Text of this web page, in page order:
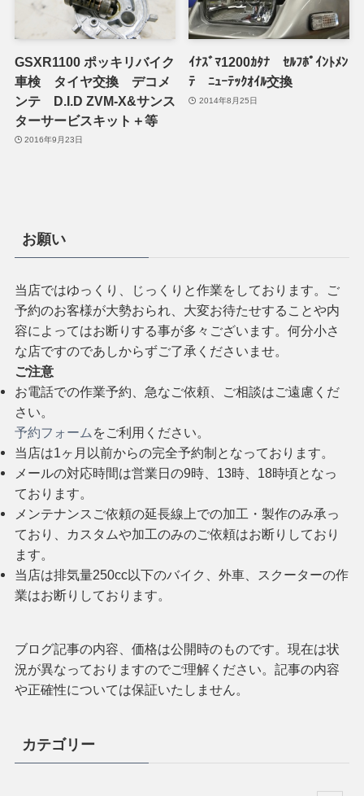
GSXR1100 ポッキリバイク
車検 タイヤ交換 デコメ
ンテ D.I.D ZVM-X&サンス
ターサービスキット＋等
2016年9月23日
ｲﾅｽﾞﾏ1200ｶﾀﾅ ｾﾙﾌﾎﾟｲﾝﾄﾒﾝ
ﾃ ﾆｭｰﾃｯｸｵｲﾙ交換
2014年8月25日
お願い
当店ではゆっくり、じっくりと作業をしております。ご
予約のお客様が大勢おられ、大変お待たせすることや内
容によってはお断りする事が多々ございます。何分小さ
な店ですのであしからずご了承くださいませ。
ご注意
お電話での作業予約、急なご依頼、ご相談はご遠慮くだ
さい。
予約フォーム をご利用ください。
当店は1ヶ月以前からの完全予約制となっております。
メールの対応時間は営業日の9時、13時、18時頃となっ
ております。
メンテナンスご依頼の延長線上での加工・製作のみ承っ
ており、カスタムや加工のみのご依頼はお断りしており
ます。
当店は排気量250cc以下のバイク、外車、スクーターの作
業はお断りしております。
ブログ記事の内容、価格は公開時のものです。現在は状
況が異なっておりますのでご理解ください。記事の内容
や正確性については保証いたしません。
カテゴリー